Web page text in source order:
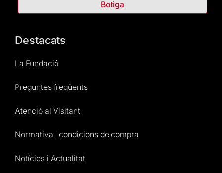
Botiga
Destacats
La Fundació
Preguntes freqüents
Atenció al Visitant
Normativa i condicions de compra
Notícies i Actualitat